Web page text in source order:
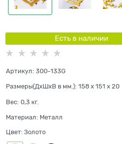
Есть в наличии
Артикул: 300-133G
Размеры(ДхШхВ в мм.): 158 x 151 x 20
Вес: 0,3 кг.
Материал: Металл
Цвет: Золото